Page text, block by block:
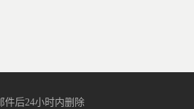
件后24小时内删除